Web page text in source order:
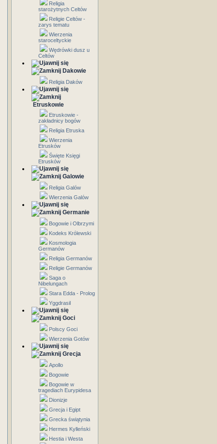
Religia
starożytnych Celtów
Religie Celtów -
zarys tematu
Wierzenia
staroceltyckie
Wędrówki dusz u
Celtów
Dakowie
Religia Daków
Etruskowie
Etruskowie -
zakładnicy bogów
Religia Etruska
Wierzenia
Etrusków
Święte Księgi
Etrusków
Galowie
Religia Galów
Wierzenia Galów
Germanie
Bogowie i Olbrzymi
Kodeks Królewski
Kosmologia
Germanów
Religia Germanów
Religie Germanów
Saga o
Nibelungach
Stara Edda - Prolog
Yggdrasil
Goci
Polscy Goci
Wierzenia Gotów
Grecja
Apollo
Bogowie
Bogowie w
tragediach Eurypidesa
Dionizje
Grecja i Egipt
Grecka świątynia
Hermes Kylleński
Hestia i Westa